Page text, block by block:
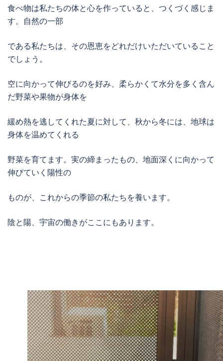
食べ物は私たちの体と心を作っていると、つくづく感じま
す。自然の一部
である私たちは、その恩恵をどれだけいただいていること
でしょう。
空に向かって伸びるのを好み、柔らかくて水分を多く含ん
だ野菜や果物が身体を
緩め熱を逃してくれた夏に対して、秋から冬には、地球は
身体を温めてくれる
野菜を育てます。実の締まったもの、地面深くに向かって
伸びていく陽性の
ものが、これからの季節の私たちを養います。
陰と陽、宇宙の働きがここにもあります。